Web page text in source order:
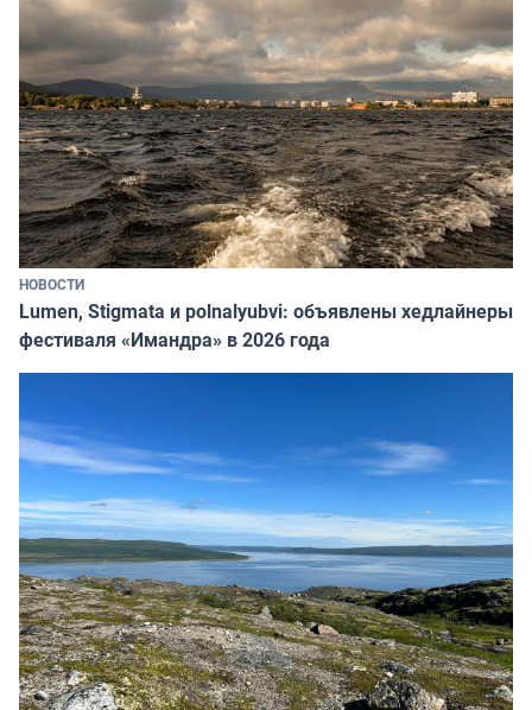
НОВОСТИ
Lumen, Stigmata и polnalyubvi: объявлены хедлайнеры
фестиваля «Имандра» в 2026 года